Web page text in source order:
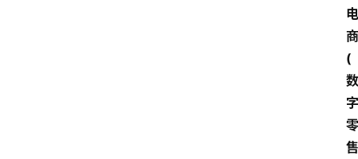
电
商
(
数
字
零
售